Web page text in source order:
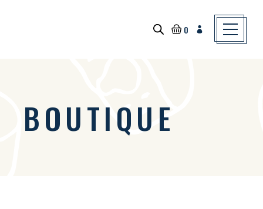
0
BOUTIQUE